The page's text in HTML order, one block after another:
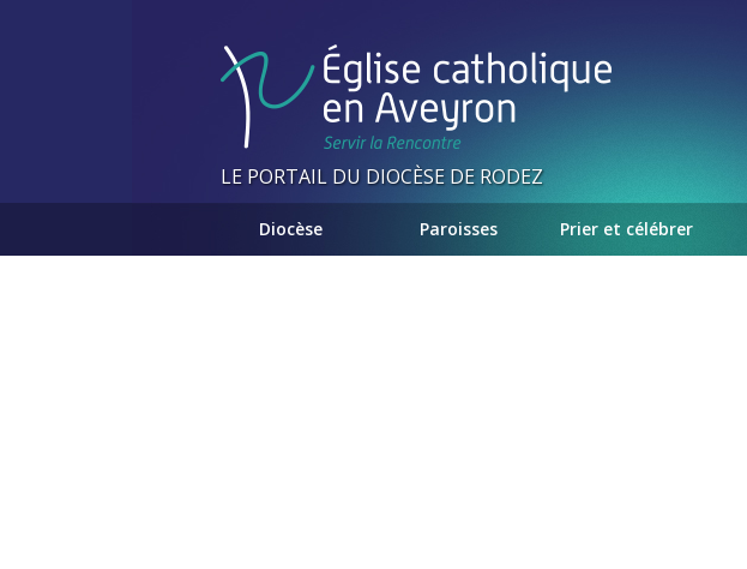
LE PORTAIL DU DIOCÈSE DE RODEZ
Diocèse Paroisses Prier et célébrer